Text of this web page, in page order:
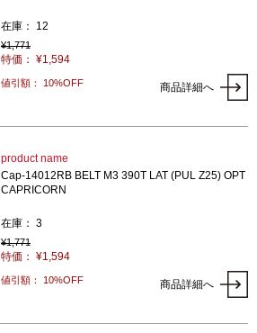
在庫： 12
¥1,771
特価： ¥1,594
値引額： 10%OFF 商品詳細へ
product name
Cap-14012RB BELT M3 390T LAT (PUL Z25) OPT
CAPRICORN
在庫： 3
¥1,771
特価： ¥1,594
値引額： 10%OFF 商品詳細へ